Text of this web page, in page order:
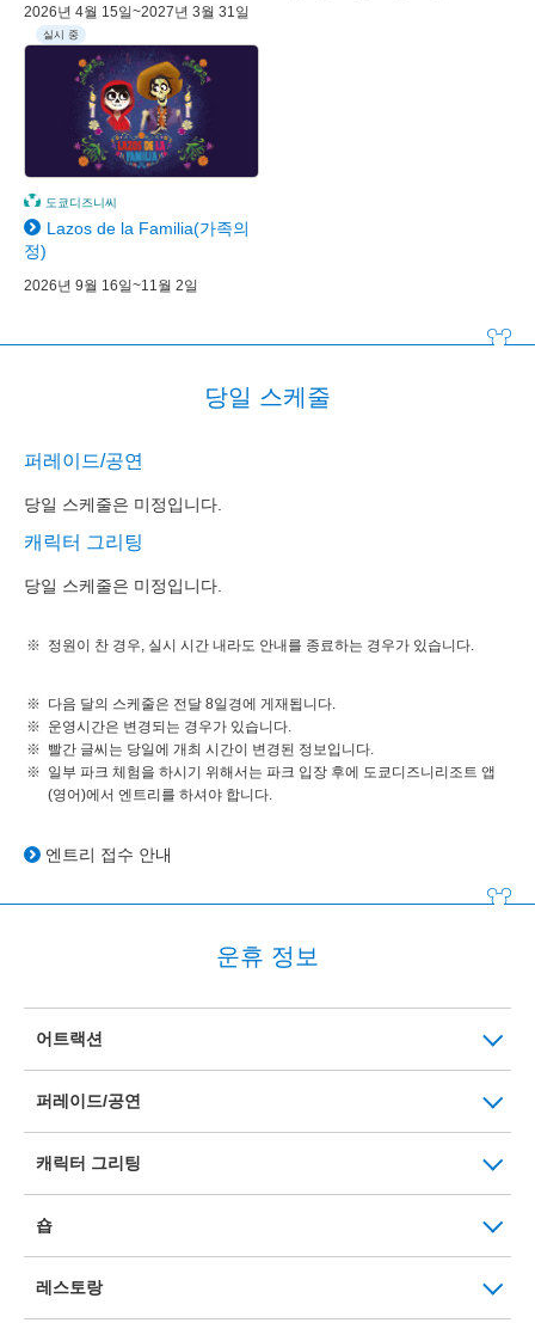
2026년 4월 15일~2027년 3월 31일
실시 중
도쿄디즈니씨
Lazos de la Familia(가족의
정)
2026년 9월 16일~11월 2일
당일 스케줄
퍼레이드/공연
당일 스케줄은 미정입니다.
캐릭터 그리팅
당일 스케줄은 미정입니다.
정원이 찬 경우, 실시 시간 내라도 안내를 종료하는 경우가 있습니다.
다음 달의 스케줄은 전달 8일경에 게재됩니다.
운영시간은 변경되는 경우가 있습니다.
빨간 글씨는 당일에 개최 시간이 변경된 정보입니다.
일부 파크 체험을 하시기 위해서는 파크 입장 후에 도쿄디즈니리조트 앱
(영어)에서 엔트리를 하셔야 합니다.
엔트리 접수 안내
운휴 정보
어트랙션
퍼레이드/공연
캐릭터 그리팅
숍
레스토랑